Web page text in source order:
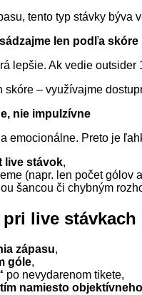
tento typ stávky býva
len podľa skóre
lepšie. Ak vedie
skóre – využívajme
nie impulzívne
emocionálne. Preto je
live stávok,
(napr. len počet gólov
šancou či chybným
live stávkach
zápasu,
góle,
po nevydarenom tikete,
namiesto